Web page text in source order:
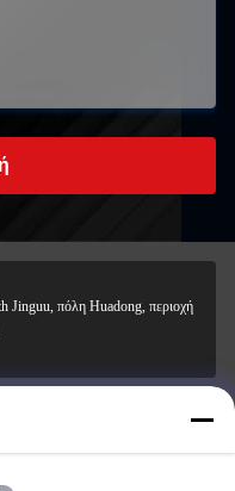
Jinguu, πόλη Huadong, περιοχή